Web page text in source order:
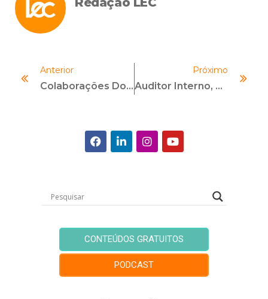
Anterior
Colaborações Do Compliance Para A Jornada ESG
Próximo
Auditor Interno, Profissional De Compliance Ou Investigador: A Tecnologia Está Aí. Usa Quem Quer.
CONTEÚDOS GRATUITOS
PODCAST